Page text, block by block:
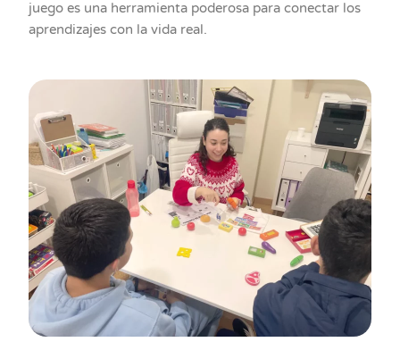
juego es una herramienta poderosa para conectar los
aprendizajes con la vida real.